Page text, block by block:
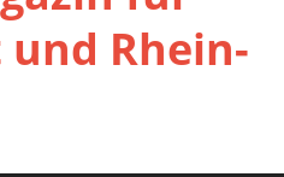
Rhein-